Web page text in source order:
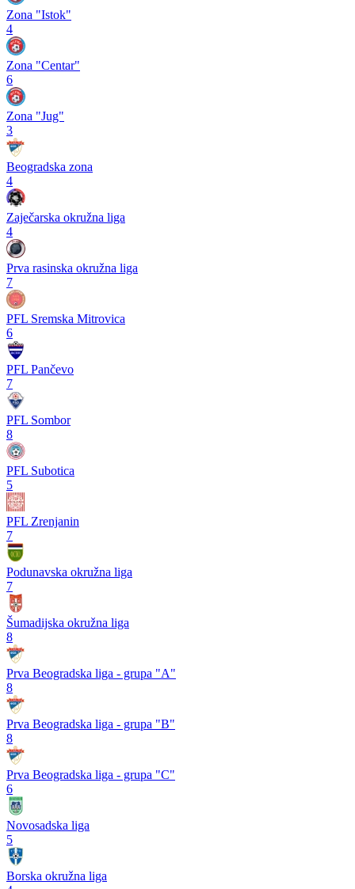
Zona "Istok"
4
Zona "Centar"
6
Zona "Jug"
3
Beogradska zona
4
Zaječarska okružna liga
4
Prva rasinska okružna liga
7
PFL Sremska Mitrovica
6
PFL Pančevo
7
PFL Sombor
8
PFL Subotica
5
PFL Zrenjanin
7
Podunavska okružna liga
7
Šumadijska okružna liga
8
Prva Beogradska liga - grupa "A"
8
Prva Beogradska liga - grupa "B"
8
Prva Beogradska liga - grupa "C"
6
Novosadska liga
5
Borska okružna liga